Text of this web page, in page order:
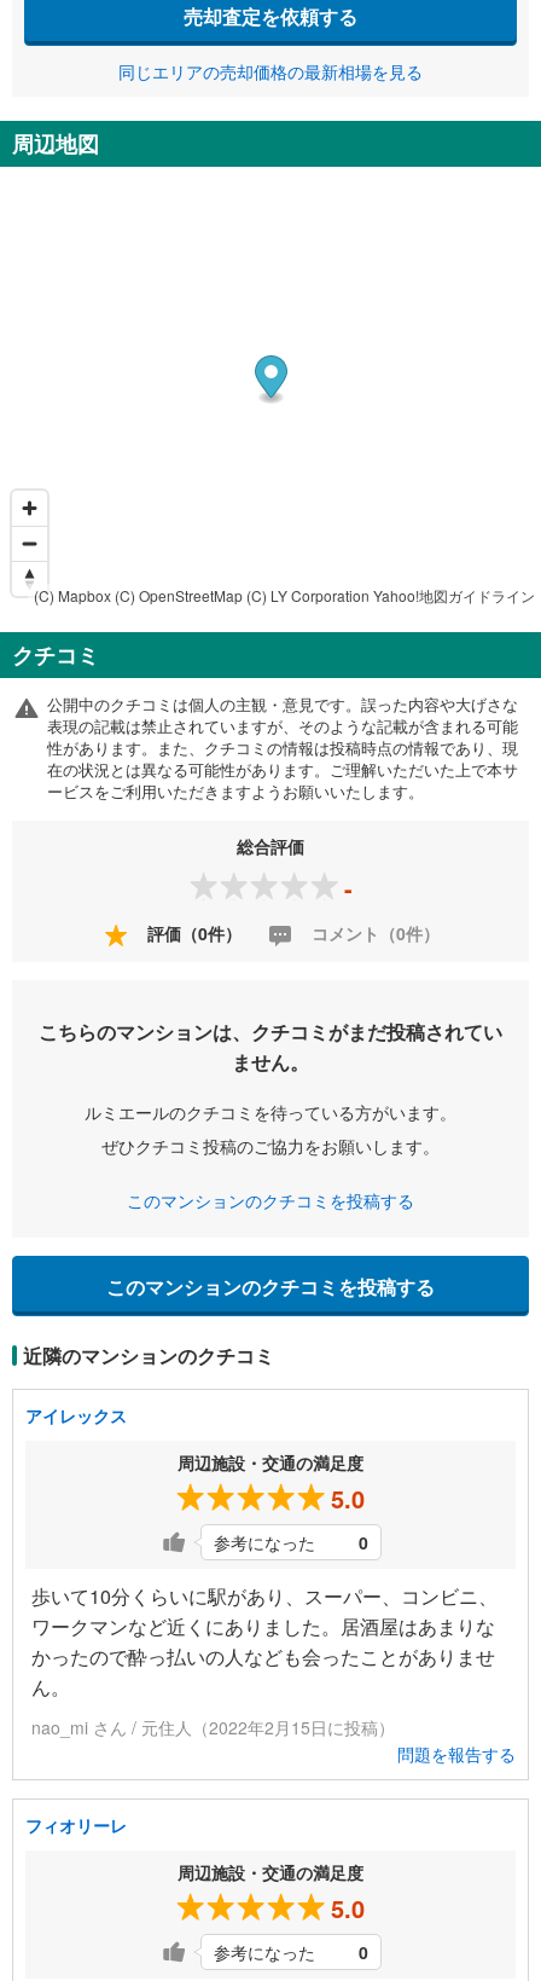
売却査定を依頼する
同じエリアの売却価格の最新相場を見る
周辺地図
(C) Mapbox (C) OpenStreetMap (C) LY Corporation Yahoo!地図ガイドライン
クチコミ
公開中のクチコミは個人の主観・意見です。誤った内容や大げさな
表現の記載は禁止されていますが、そのような記載が含まれる可能
性があります。また、クチコミの情報は投稿時点の情報であり、現
在の状況とは異なる可能性があります。ご理解いただいた上で本サ
ービスをご利用いただきますようお願いいたします。
総合評価
-
評価（0件） コメント（0件）
こちらのマンションは、クチコミがまだ投稿されてい
ません。
ルミエールのクチコミを待っている方がいます。
ぜひクチコミ投稿のご協力をお願いします。
このマンションのクチコミを投稿する
このマンションのクチコミを投稿する
近隣のマンションのクチコミ
アイレックス
周辺施設・交通の満足度
5.0
参考になった 0
歩いて10分くらいに駅があり、スーパー、コンビニ、
ワークマンなど近くにありました。居酒屋はあまりな
かったので酔っ払いの人なども会ったことがありませ
ん。
nao_mi さん / 元住人（2022年2月15日に投稿）
問題を報告する
フィオリーレ
周辺施設・交通の満足度
5.0
参考になった 0